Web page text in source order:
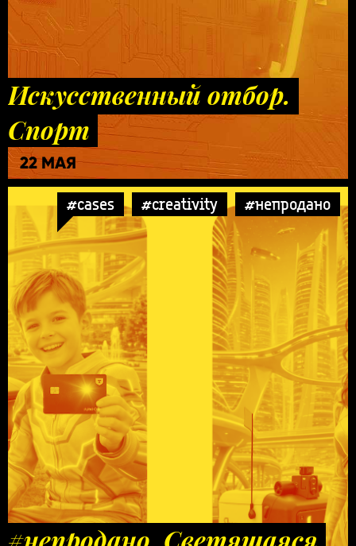
Искусственный отбор.
Спорт
22 МАЯ
#cases #creativity #непродано
#непродано. Светящаяся